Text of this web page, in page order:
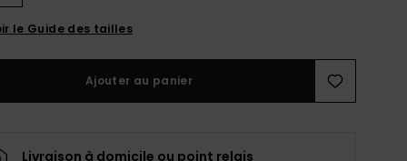
le Guide des tailles
Ajouter au panier
Livraison à domicile ou point relais